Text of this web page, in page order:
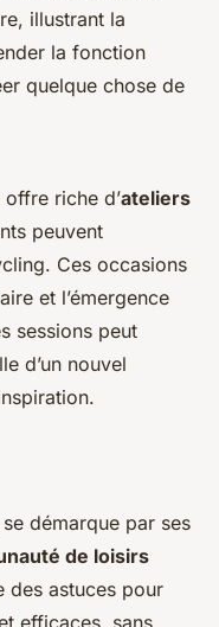
illustrant la
la fonction
quelque chose de
riche d’ateliers
peuvent
Ces occasions
et l’émergence
sessions peut
d’un nouvel
se démarque par ses
de loisirs
des astuces pour